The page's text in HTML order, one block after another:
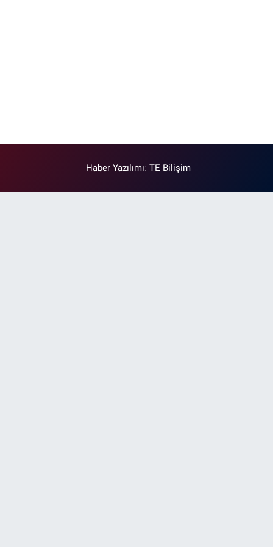
Haber Yazılımı:TE Bilişim